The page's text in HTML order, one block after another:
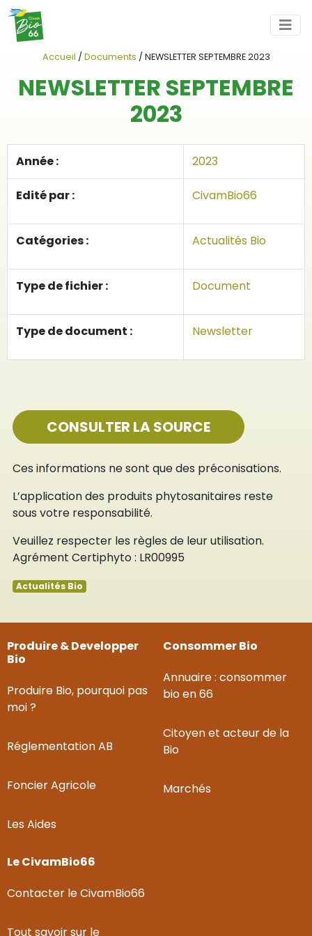
Accueil / Documents / NEWSLETTER SEPTEMBRE 2023
NEWSLETTER SEPTEMBRE
2023
Année : 2023
Edité par : CivamBio66
Catégories : Actualités Bio
Type de fichier : Document
Type de document : Newsletter
CONSULTER LA SOURCE
Ces informations ne sont que des préconisations.
L’application des produits phytosanitaires reste
sous votre responsabilité.
Veuillez respecter les règles de leur utilisation.
Agrément Certiphyto : LR00995
Actualités Bio
Produire & Developper
Bio
Produire Bio, pourquoi pas
moi ?
Réglementation AB
Foncier Agricole
Les Aides
Consommer Bio
Annuaire : consommer
bio en 66
Citoyen et acteur de la
Bio
Marchés
Le CivamBio66
Contacter le CivamBio66
Tout savoir sur le